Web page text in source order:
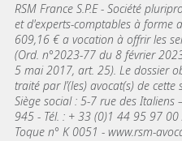
RSM France S.P.E - Société
et d'experts-comptables à forme
609,16 € a vocation à offrir les
(Ord. n°2023-77 du 8 février
5 mai 2017, art. 25). Le dossier
traité par l’(les) avocat(s) de
Siège social : 5-7 rue des Italiens
945 - Tél. : + 33 (0)1 44 95 97
Toque n° K 0051 - www.rsm-